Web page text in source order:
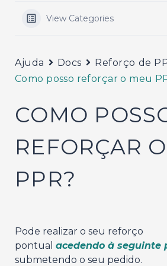
View Categories
Ajuda Docs
Reforço de
Como posso reforçar o meu
COMO
REFORÇAR
PPR?
Pode realizar o seu reforço
pontual acedendo à seguinte
submetendo o seu pedido.